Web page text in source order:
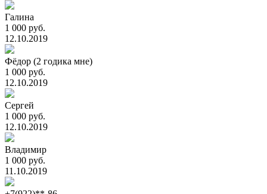
Галина
1 000 руб.
12.10.2019
Фёдор (2 годика мне)
1 000 руб.
12.10.2019
Сергей
1 000 руб.
12.10.2019
Владимир
1 000 руб.
11.10.2019